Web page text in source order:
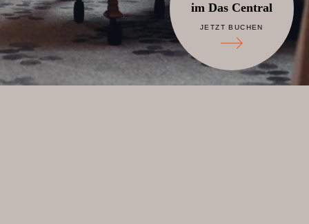
im Das Central
JETZT BUCHEN